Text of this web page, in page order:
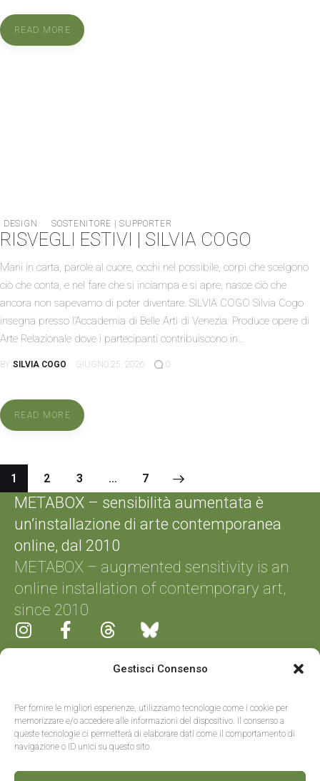
Gestisci Consenso
Per fornire le migliori esperienze, utilizziamo tecnologie come i cookie per
memorizzare e/o accedere alle informazioni del dispositivo. Il consenso a
queste tecnologie ci permetterà di elaborare dati come il comportamento di
navigazione o ID unici su questo sito.
READ MORE
DESIGN SOSTENITORE | SUPPORTER
RISVEGLI ESTIVI | SILVIA COGO
Mani in carta, parole al cuore, occhi nel possibile, corpi che scelgono
ciò che conta, e nel fare che si inciampa e si apre, nasce ciò che
ancora non sapevamo di poter diventare. SILVIA COGO Silvia Cogo
insegna presso l’Accademia di Belle Arti di Venezia. Produce opere di
Arte Relazionale dove i partecipanti contribuiscono in…
BY SILVIA COGO GIUGNO 25, 2026 0
READ MORE
1 2 3 … 7
>
METABOX – sensibilità aumentata è
un’installazione di arte contemporanea
online, dal 2010
METABOX – augmented sensitivity is an
online installation of contemporary art,
since 2010
Progetto/project by: Andrea Ferrato
Informatica